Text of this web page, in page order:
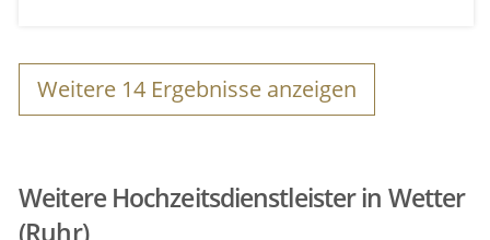
Weitere 14 Ergebnisse anzeigen
Weitere Hochzeitsdienstleister in Wetter
(Ruhr)